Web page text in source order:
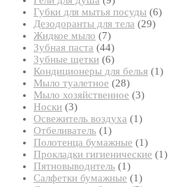
товаров
Губки для мытья посуды 66
Дезодоранты для тела 2929
Жидкое мыло 77
товаров
Зубная паста 4444
товара
Зубные щетки 66
товаров
Кондиционеры для белья 11
Мыло туалетное 2828
товаров
Мыло хозяйственное 33
Носки 33
товара
Освежитель воздуха 11
Отбеливатель 11
товар
Полотенца бумажные 11
товар
Прокладки гигиенические 11
Пятновыводитель 11
товар
Салфетки бумажные 11